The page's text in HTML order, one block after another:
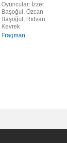
Oyuncular: İzzet
Başoğul, Özcan
Başoğul, Rıdvan
Kevrek
Fragman